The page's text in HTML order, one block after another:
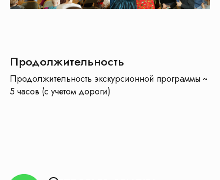
Продолжительность
Продолжительность экскурсионной программы ~
5 часов (с учетом дороги)